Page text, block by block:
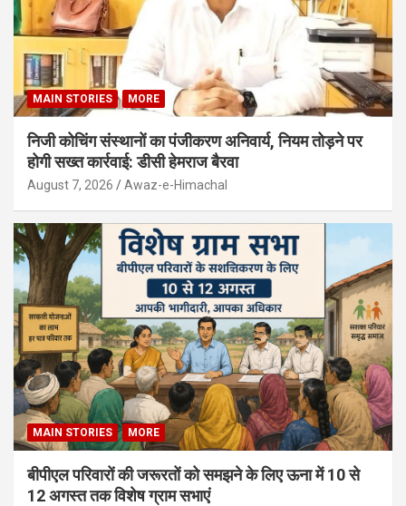
MAIN STORIES MORE
निजी कोचिंग संस्थानों का पंजीकरण अनिवार्य, नियम तोड़ने पर
होगी सख्त कार्रवाई: डीसी हेमराज बैरवा
August 7, 2026 Awaz-e-Himachal
MAIN STORIES MORE
बीपीएल परिवारों की जरूरतों को समझने के लिए ऊना में 10 से
12 अगस्त तक विशेष ग्राम सभाएं